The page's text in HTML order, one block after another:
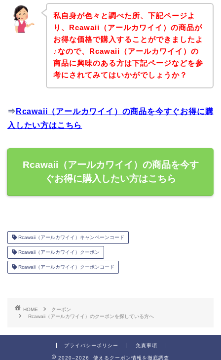
私自身が色々と調べた所、下記ページよ
り、Rcawaii（アールカワイイ）の商品が
お得な価格で購入することができましたよ
♪なので、Rcawaii（アールカワイイ）の
商品に興味のある方は下記ページなどを参
考にされてみてはいかがでしょうか？
⇒ Rcawaii（アールカワイイ）の商品を今すぐお得に購
入したい方はこちら
Rcawaii（アールカワイイ）の商品を今す
ぐお得に購入したい方はこちら
Rcawaii（アールカワイイ）キャンペーンコード
Rcawaii（アールカワイイ）クーポン
Rcawaii（アールカワイイ）クーポンコード
HOME
クーポン
Rcawaii（アールカワイイ）のクーポンを探している方へ
プライバシーポリシー 免責事項
2020–2026 使えるクーポン情報を徹底調査